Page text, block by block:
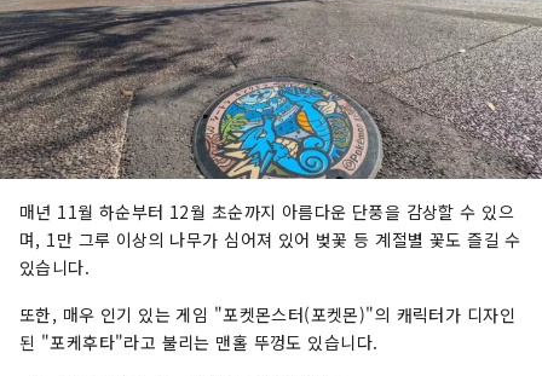
매년 11월 하순부터 12월 초순까지 아름다운 단풍을 감상할 수 있으
며, 1만 그루 이상의 나무가 심어져 있어 벚꽃 등 계절별 꽃도 즐길 수
있습니다.
또한, 매우 인기 있는 게임 "포켓몬스터(포켓몬)"의 캐릭터가 디자인
된 "포케후타"라고 불리는 맨홀 뚜껑도 있습니다.